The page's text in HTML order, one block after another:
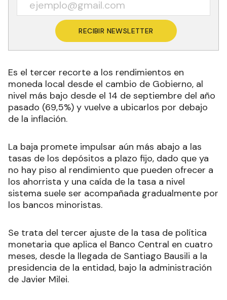
RECIBIR NEWSLETTER
Es el tercer recorte a los rendimientos en
moneda local desde el cambio de Gobierno, al
nivel más bajo desde el 14 de septiembre del año
pasado (69,5%) y vuelve a ubicarlos por debajo
de la inflación.
La baja promete impulsar aún más abajo a las
tasas de los depósitos a plazo fijo, dado que ya
no hay piso al rendimiento que pueden ofrecer a
los ahorrista y una caída de la tasa a nivel
sistema suele ser acompañada gradualmente por
los bancos minoristas.
Se trata del tercer ajuste de la tasa de política
monetaria que aplica el Banco Central en cuatro
meses, desde la llegada de Santiago Bausili a la
presidencia de la entidad, bajo la administración
de Javier Milei.